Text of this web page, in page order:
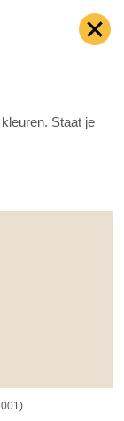
Staat je